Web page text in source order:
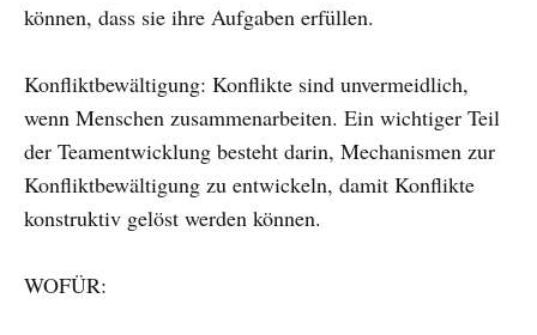
können, dass sie ihre Aufgaben erfüllen.
Konfliktbewältigung: Konflikte sind unvermeidlich,
wenn Menschen zusammenarbeiten. Ein wichtiger Teil
der Teamentwicklung besteht darin, Mechanismen zur
Konfliktbewältigung zu entwickeln, damit Konflikte
konstruktiv gelöst werden können.
WOFÜR: